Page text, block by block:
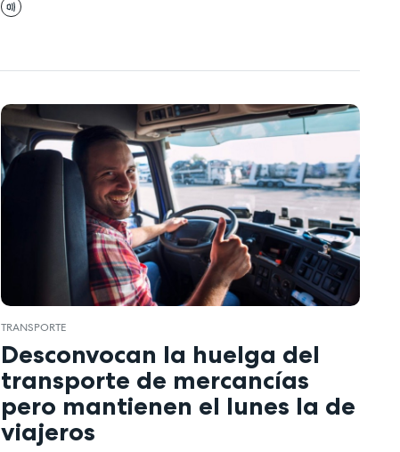
TRANSPORTE
Desconvocan la huelga del
transporte de mercancías
pero mantienen el lunes la de
viajeros